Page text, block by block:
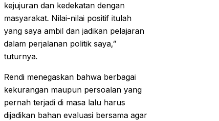
kejujuran dan kedekatan dengan
masyarakat. Nilai-nilai positif itulah
yang saya ambil dan jadikan pelajaran
dalam perjalanan politik saya,”
tuturnya.
Rendi menegaskan bahwa berbagai
kekurangan maupun persoalan yang
pernah terjadi di masa lalu harus
dijadikan bahan evaluasi bersama agar